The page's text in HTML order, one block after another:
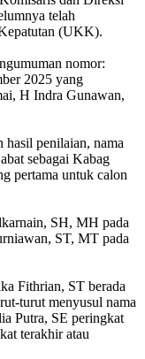
telah
(UKK).
nomor:
2025 yang
H Indra Gunawan,
hasil penilaian, nama
sebagai Kabag
pertama untuk calon
SH, MH pada
ST, MT pada
Fithrian, ST berada
turut menyusul nama
Putra, SE peringkat
terakhir atau